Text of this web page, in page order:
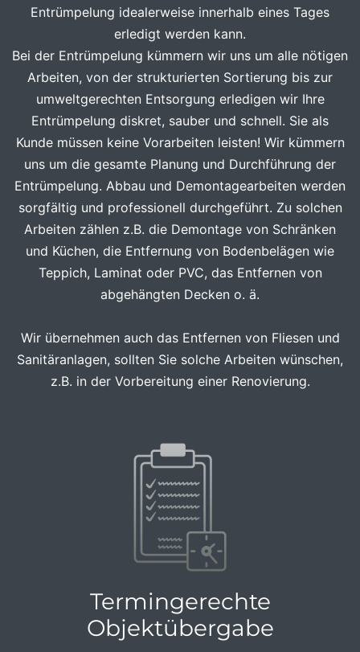
Entrümpelung idealerweise innerhalb eines Tages
erledigt werden kann.
Bei der Entrümpelung kümmern wir uns um alle nötigen
Arbeiten, von der strukturierten Sortierung bis zur
umweltgerechten Entsorgung erledigen wir Ihre
Entrümpelung diskret, sauber und schnell. Sie als
Kunde müssen keine Vorarbeiten leisten! Wir kümmern
uns um die gesamte Planung und Durchführung der
Entrümpelung. Abbau und Demontagearbeiten werden
sorgfältig und professionell durchgeführt. Zu solchen
Arbeiten zählen z.B. die Demontage von Schränken
und Küchen, die Entfernung von Bodenbelägen wie
Teppich, Laminat oder PVC, das Entfernen von
abgehängten Decken o. ä.
Wir übernehmen auch das Entfernen von Fliesen und
Sanitäranlagen, sollten Sie solche Arbeiten wünschen,
z.B. in der Vorbereitung einer Renovierung.
Termingerechte
Objektübergabe